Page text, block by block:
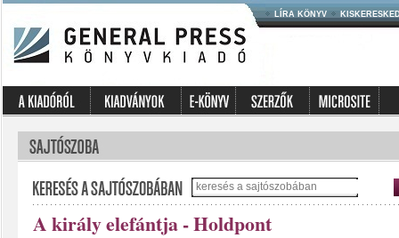
LÍRA KÖNYV
A király elefántja - Holdpont